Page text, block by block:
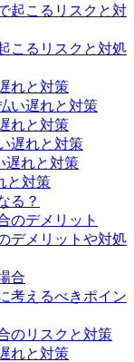
起こるリスクと対
こるリスクと対処
れと対策
い遅れと対策
れと対策
遅れと対策
遅れと対策
と対策
る？
のデメリット
デメリットや対処
合
考えるべきポイン
のリスクと対策
れと対策